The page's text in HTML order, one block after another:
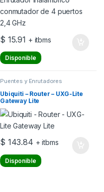
$ 15.91 + itbms
Disponible
Puentes y Enrutadores
Ubiquiti – Router – UXG-Lite
Gateway Lite
$ 143.84 + itbms
Disponible